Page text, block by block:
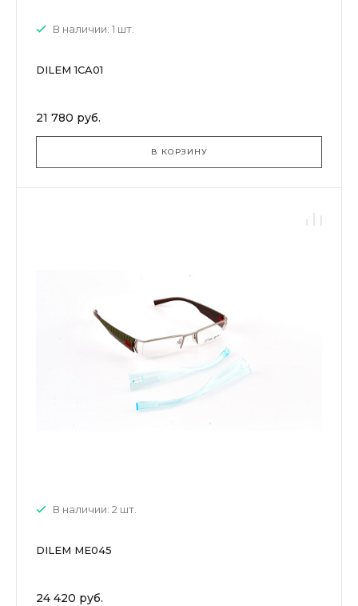
В наличии: 1 шт.
DILEM 1CA01
21 780 руб.
В КОРЗИНУ
В наличии: 2 шт.
DILEM ME045
24 420 руб.